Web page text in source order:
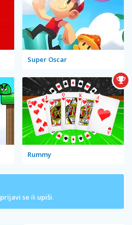
Super Oscar
Rummy
prijavi se ili upiši.